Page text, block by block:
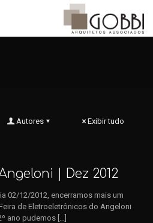
Autores Exibir tudo
| Dez 2012
02/12/2012, encerramos mais um
de Eletroeletrônicos do Angeloni
ano pudemos […]